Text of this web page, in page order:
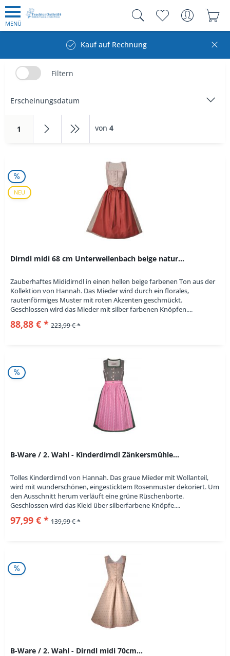
MENÜ
Kauf auf Rechnung
Filtern
1 von 4
NEU
Dirndl midi 68 cm Unterweilenbach beige natur...
Zauberhaftes Mididirndl in einen hellen beige farbenen Ton aus der
Kollektion von Hannah. Das Mieder wird durch ein florales,
rautenförmiges Muster mit roten Akzenten geschmückt.
Geschlossen wird das Mieder mit silber farbenen Knöpfen....
88,88 € * 223,99 € *
B-Ware / 2. Wahl - Kinderdirndl Zänkersmühle...
Tolles Kinderdirndl von Hannah. Das graue Mieder mit Wollanteil,
wird mit wunderschönen, eingesticktem Rosenmuster dekoriert. Um
den Ausschnitt herum verläuft eine grüne Rüschenborte.
Geschlossen wird das Kleid über silberfarbene Knöpfe....
97,99 € * 139,99 € *
B-Ware / 2. Wahl - Dirndl midi 70cm...